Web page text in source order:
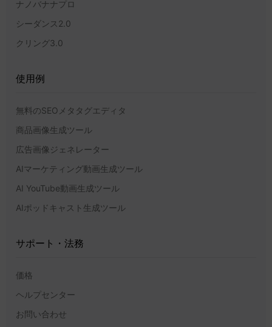
ナノバナナプロ
シーダンス2.0
クリング3.0
使用例
無料のSEOメタタグエディタ
商品画像生成ツール
広告画像ジェネレーター
AIマーケティング動画生成ツール
AI YouTube動画生成ツール
AIポッドキャスト生成ツール
サポート・法務
価格
ヘルプセンター
お問い合わせ